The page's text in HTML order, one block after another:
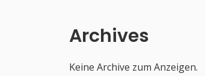
Archives
Keine Archive zum Anzeigen.